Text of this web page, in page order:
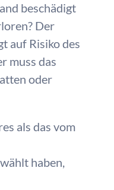
beschädigt
Der
auf Risiko des
muss das
oder
als das vom
haben,